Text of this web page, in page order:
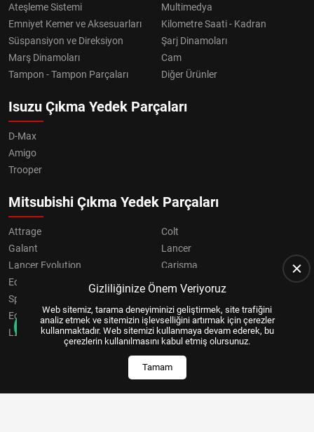
Ateşleme Sistemi
Multimedya
Emniyet Kemer ve Aksesuarları
Kilometre Saati - Kadran
Süspansiyon ve Direksiyon
Şarj Dinamoları
Marş Dinamoları
Cam
Tampon - Tampon Parçaları
Diğer Ürünler
Isuzu Çıkma Yedek Parçaları
D-Max
Amigo
Trooper
Mitsubishi Çıkma Yedek Parçaları
Attrage
Colt
Galant
Lancer
Lancer Evolution
Carisma
Eclipse
Grandis
Space Star
Eclipse Cross
OUTLANDER
L200
Pajero
Gizliliğinize Önem Veriyoruz
Web sitemiz, tarama deneyiminizi geliştirmek, site trafiğini
analiz etmek ve sitemizin işlevselliğini artırmak için çerezler
kullanmaktadır. Web sitemizi kullanmaya devam ederek, bu
çerezlerin kullanılmasını kabul etmiş olursunuz.
Tamam